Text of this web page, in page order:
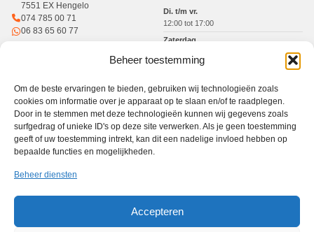
Beheer toestemming
Om de beste ervaringen te bieden, gebruiken wij technologieën zoals
cookies om informatie over je apparaat op te slaan en/of te raadplegen.
Door in te stemmen met deze technologieën kunnen wij gegevens zoals
surfgedrag of unieke ID's op deze site verwerken. Als je geen toestemming
geeft of uw toestemming intrekt, kan dit een nadelige invloed hebben op
bepaalde functies en mogelijkheden.
Beheer diensten
Accepteren
7551 EX Hengelo
074 785 00 71
06 83 65 60 77
Di. t/m vr.
12:00 tot 17:00
Zaterdag
Btw: NL005017071B31
Werkgebied
Winkel in Hengelo · gratis haal- en brengservice in heel Twente
Haal- en brengservice
PC Reparatie Twente is een onafhankelijke reparatiewinkel en niet verbonden aan de
merken die op deze website worden genoemd. Afhankelijk van het merk, model en type